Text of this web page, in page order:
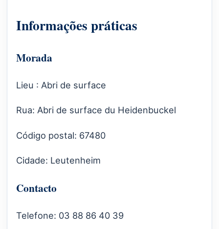
Informações práticas
Morada
Lieu : Abri de surface
Rua: Abri de surface du Heidenbuckel
Código postal: 67480
Cidade: Leutenheim
Contacto
Telefone: 03 88 86 40 39